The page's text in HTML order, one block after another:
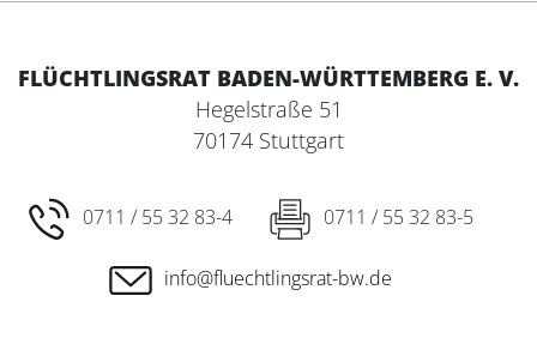
FLÜCHTLINGSRAT BADEN-WÜRTTEMBERG E. V.
Hegelstraße 51
70174 Stuttgart
0711 / 55 32 83-4 0711 / 55 32 83-5
info@fluechtlingsrat-bw.de